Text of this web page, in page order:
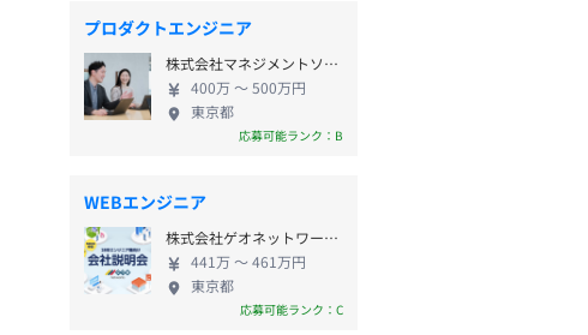
プロダクトエンジニア
株式会社マネジメントソリューションズ
400万 〜 500万円
東京都
応募可能ランク：B
WEBエンジニア
株式会社ゲオネットワークス
441万 〜 461万円
東京都
応募可能ランク：C